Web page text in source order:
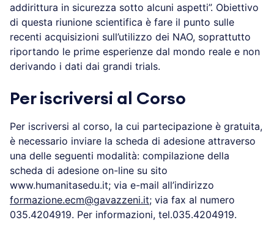
addirittura in sicurezza sotto alcuni aspetti”. Obiettivo
di questa riunione scientifica è fare il punto sulle
recenti acquisizioni sull’utilizzo dei NAO, soprattutto
riportando le prime esperienze dal mondo reale e non
derivando i dati dai grandi trials.
Per iscriversi al Corso
Per iscriversi al corso, la cui partecipazione è gratuita,
è necessario inviare la scheda di adesione attraverso
una delle seguenti modalità: compilazione della
scheda di adesione on-line su sito
www.humanitasedu.it; via e-mail all’indirizzo
formazione.ecm@gavazzeni.it; via fax al numero
035.4204919. Per informazioni, tel.035.4204919.